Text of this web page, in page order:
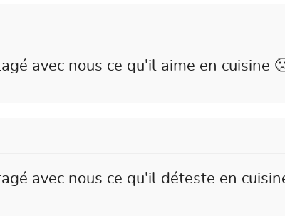
avec nous ce qu'il aime en cuisine
avec nous ce qu'il déteste en